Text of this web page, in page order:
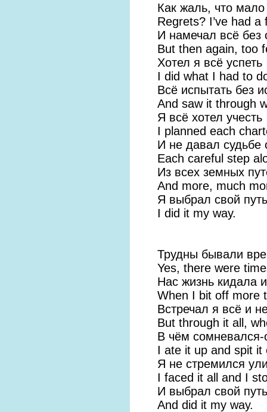
Как жаль, что мало
Regrets? I’ve had a
И намечал всё без
But then again, too
Хотел я всё успеть
I did what I had to
Всё испытать без
And saw it through
Я всё хотел учесть
I planned each
И не давал судьбе
Each careful step
Из всех земных
And more, much
Я выбрал свой
I did it my way.
Трудны бывали
Yes, there were
Нас жизнь кидала
When I bit off more
Встречал я всё и
But through it all,
В чём сомневался-
I ate it up and spit it
Я не стремился
I faced it all and I
И выбрал свой
And did it my way.